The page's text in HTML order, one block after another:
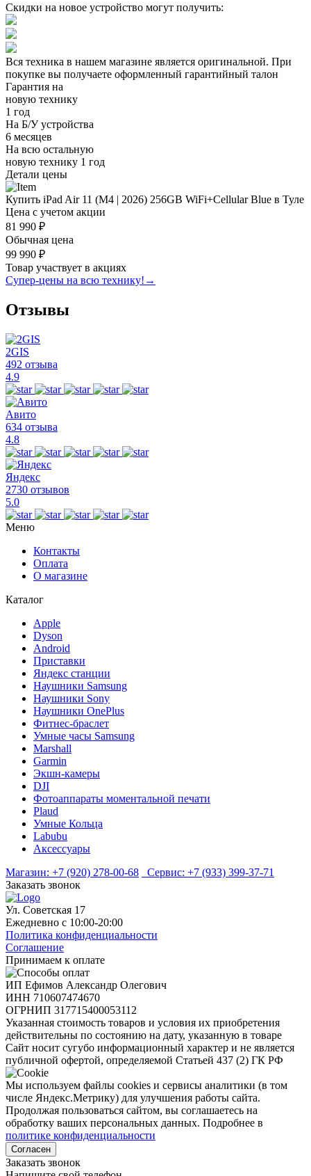
Скидки на новое устройство могут получить:
Вся техника в нашем магазине является оригинальной. При
покупке вы получаете оформленный гарантийный талон
Гарантия на
новую технику
1 год
На Б/У устройства
6 месяцев
На всю остальную
новую технику 1 год
Детали цены
Купить iPad Air 11 (M4 | 2026) 256GB WiFi+Cellular Blue в Туле
Цена с учетом акции
81 990 ₽
Обычная цена
99 990 ₽
Товар участвует в акциях
Супер-цены на всю технику! →
Отзывы
2GIS
492 отзыва
4.9
Авито
634 отзыва
4.8
Яндекс
2730 отзывов
5.0
Меню
Контакты
Оплата
О магазине
Каталог
Apple
Dyson
Android
Приставки
Яндекс станции
Наушники Samsung
Наушники Sony
Наушники OnePlus
Фитнес-браслет
Умные часы Samsung
Marshall
Garmin
Экшн-камеры
DJI
Фотоаппараты моментальной печати
Plaud
Умные Кольца
Labubu
Аксессуары
Магазин: +7 (920) 278-00-68 Сервис: +7 (933) 399-37-71
Заказать звонок
Ул. Советская 17
Ежедневно с 10:00-20:00
Политика конфиденциальности
Соглашение
Принимаем к оплате
ИП Ефимов Александр Олегович
ИНН 710607474670
ОГРНИП 317715400053112
Указанная стоимость товаров и условия их приобретения
действительны по состоянию на дату, указанную в товаре
Сайт носит сугубо информационный характер и не является
публичной офертой, определяемой Статьей 437 (2) ГК РФ
Мы используем файлы cookies и сервисы аналитики (в том
числе Яндекс.Метрику) для улучшения работы сайта.
Продолжая пользоваться сайтом, вы соглашаетесь на
обработку ваших персональных данных. Подробнее в
политике конфиденциальности
Согласен
Заказать звонок